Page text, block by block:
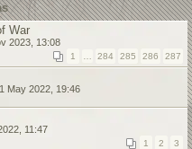
War
2023, 13:08
1 284 285 286 287
May 2022, 19:46
11:47
1 2 3